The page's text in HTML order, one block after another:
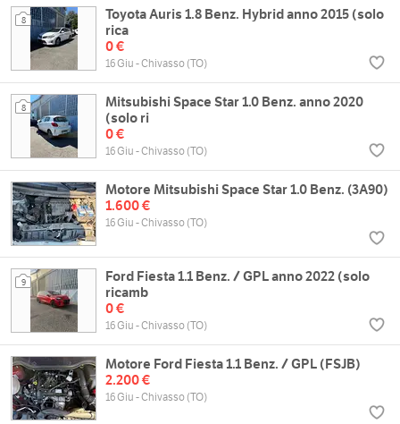
8
Toyota Auris 1.8 Benz. Hybrid anno 2015 (solo
rica
0 €
16 Giu - Chivasso (TO)
8
Mitsubishi Space Star 1.0 Benz. anno 2020
(solo ri
0 €
16 Giu - Chivasso (TO)
Motore Mitsubishi Space Star 1.0 Benz. (3A90)
1.600 €
16 Giu - Chivasso (TO)
9
Ford Fiesta 1.1 Benz. / GPL anno 2022 (solo
ricamb
0 €
16 Giu - Chivasso (TO)
Motore Ford Fiesta 1.1 Benz. / GPL (FSJB)
2.200 €
16 Giu - Chivasso (TO)